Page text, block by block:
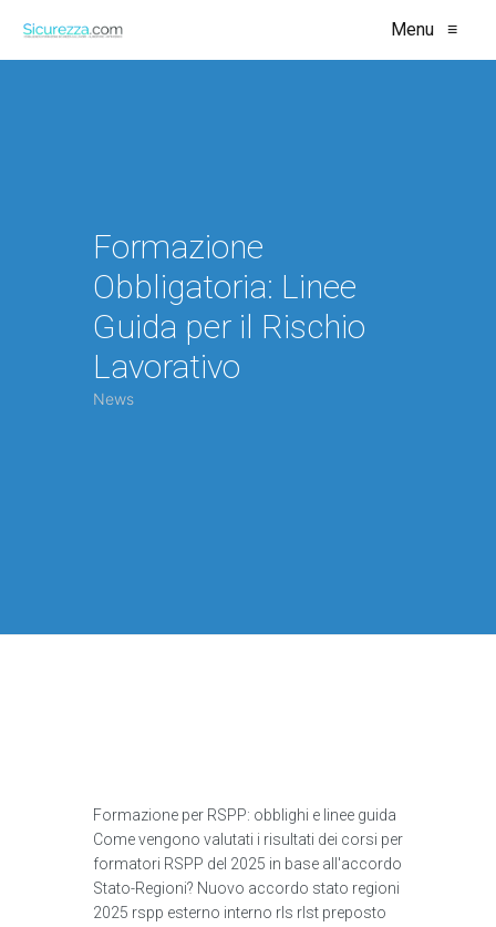
Menu ≡
Formazione
Obbligatoria: Linee
Guida per il Rischio
Lavorativo
News
Formazione per RSPP: obblighi e linee guida
Come vengono valutati i risultati dei corsi per
formatori RSPP del 2025 in base all'accordo
Stato-Regioni? Nuovo accordo stato regioni
2025 rspp esterno interno rls rlst preposto